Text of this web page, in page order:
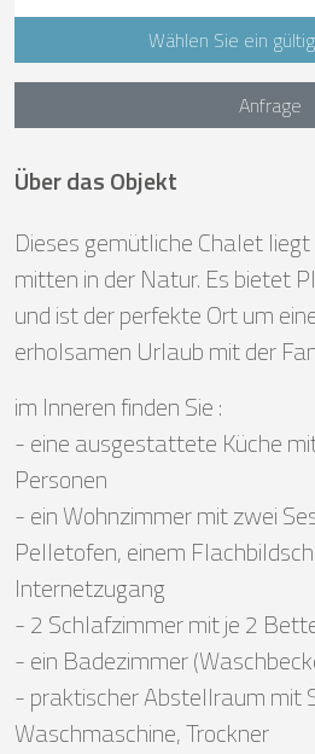
Wählen Sie ein
Anfrage
Über das Objekt
Dieses gemütliche Chalet
mitten in der Natur. Es bietet
und ist der perfekte Ort um
erholsamen Urlaub mit der
im Inneren finden Sie :
- eine ausgestattete Küche
Personen
- ein Wohnzimmer mit zwei
Pelletofen, einem
Internetzugang
- 2 Schlafzimmer mit je 2
- ein Badezimmer
- praktischer Abstellraum mit
Waschmaschine, Trockner